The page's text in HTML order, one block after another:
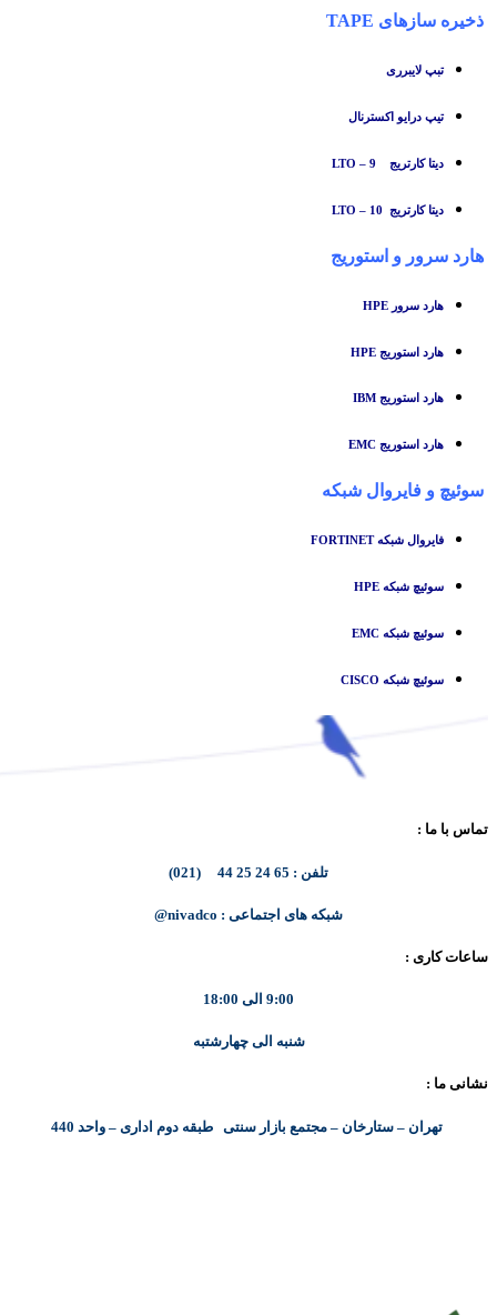
ذخیره سازهای TAPE
تبپ لایبرری
تیپ درایو اکسترنال
دیتا کارتریج LTO – 9
دیتا کارتریج LTO – 10
هارد سرور و استوریج
هارد سرور HPE
هارد استوریج HPE
هارد استوریج IBM
هارد استوریج EMC
سوئیچ و فایروال شبکه
فایروال شبکه FORTINET
سوئیچ شبکه HPE
سوئیچ شبکه EMC
سوئیچ شبکه CISCO
تماس با ما :
تلفن : 65 24 25 44 (021)
شبکه های اجتماعی : nivadco@
ساعات کاری :
9:00 الی 18:00
شنبه الی چهارشتبه
نشانی ما :
تهران – ستارخان – مجتمع بازار سنتی طبقه دوم اداری – واحد 440